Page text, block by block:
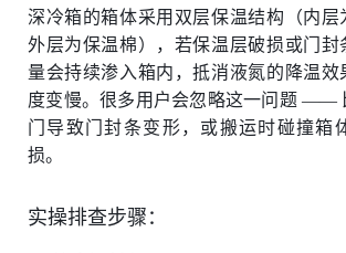
深冷箱的箱体采用双层保温结构（内层
外层为保温棉），若保温层破损或门封
量会持续渗入箱内，抵消液氮的降温效
度变慢。很多用户会忽略这一问题 ——
门导致门封条变形，或搬运时碰撞箱
损。
实操排查步骤：